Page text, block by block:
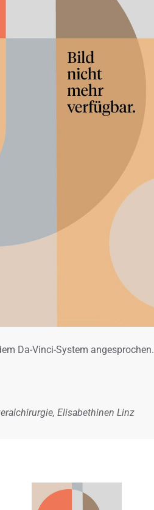
Da-Vinci-System angesprochen.
Elisabethinen Linz